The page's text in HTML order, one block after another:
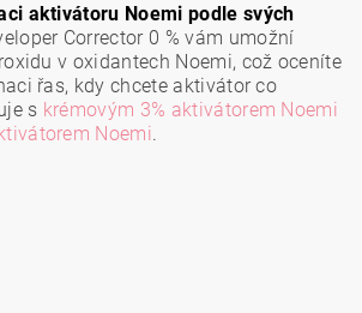
aktivátoru Noemi podle svých
Corrector 0 % vám umožní
v oxidantech Noemi, což oceníte
řas, kdy chcete aktivátor co
s krémovým 3% aktivátorem Noemi
Noemi.